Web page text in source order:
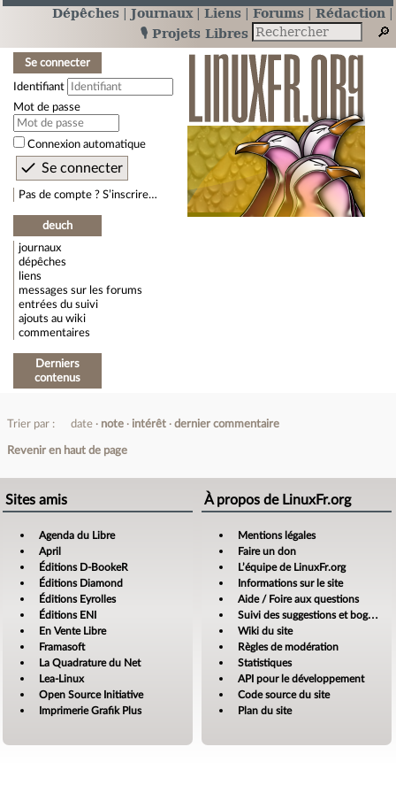
Dépêches Journaux Liens Forums
Rédaction
🎙️ Projets Libres
Se connecter
Identifiant
Mot de passe
Connexion automatique
Pas de compte ? S’inscrire…
deuch
journaux
dépêches
liens
messages sur les forums
entrées du suivi
ajouts au wiki
commentaires
Derniers
contenus
Trier par : date note intérêt dernier commentaire
Revenir en haut de page
Sites amis
Agenda du Libre
April
Éditions D-BookeR
Éditions Diamond
Éditions Eyrolles
Éditions ENI
En Vente Libre
Framasoft
La Quadrature du Net
Lea-Linux
Open Source Initiative
Imprimerie Grafik Plus
À propos de LinuxFr.org
Mentions légales
Faire un don
L’équipe de LinuxFr.org
Informations sur le site
Aide / Foire aux questions
Suivi des suggestions et bogues
Wiki du site
Règles de modération
Statistiques
API pour le développement
Code source du site
Plan du site